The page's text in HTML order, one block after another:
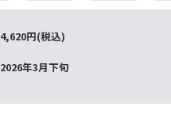
4,620円(税込)
2026年3月下旬